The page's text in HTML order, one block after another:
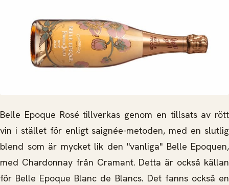
Belle Epoque Rosé tillverkas genom en tillsats av rött
vin i stället för enligt saignée-metoden, med en slutlig
blend som är mycket lik den "vanliga" Belle Epoquen,
med Chardonnay från Cramant. Detta är också källan
för Belle Epoque Blanc de Blancs. Det fanns också en